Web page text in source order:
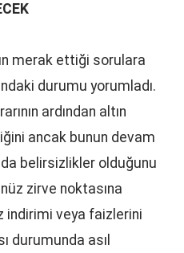
merak ettiği sorulara
durumu yorumladı.
ardından altın
ancak bunun devam
belirsizlikler olduğunu
zirve noktasına
indirimi veya faizlerini
durumunda asıl